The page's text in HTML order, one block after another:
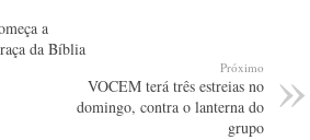
a
da Bíblia
Próximo
VOCEM terá três estreias no
domingo, contra o lanterna do
grupo